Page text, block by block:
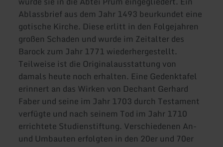
Ablassbrief aus dem Jahr 1493 beurkundet eine
gotische Kirche. Diese erlitt in den Folgejahren
großen Schaden und wurde im Zeitalter des
Barock zum Jahr 1771 wiederhergestellt.
Teilweise ist die Originalausstattung von
damals heute noch erhalten. Eine Gedenktafel
erinnert an das Wirken von Dechant Gerhard
Faber und seine im Jahr 1703 durch Testament
verfügte und nach seinem Tod im Jahr 1710
errichtete Studienstiftung. Verschiedenen An-
und Umbauten erfolgten in den 20er und 70er